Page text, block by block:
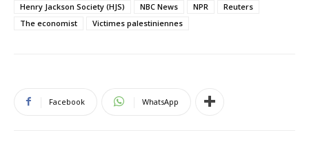
Henry Jackson Society (HJS)
NBC News NPR
Reuters
The economist
Victimes palestiniennes
Facebook WhatsApp